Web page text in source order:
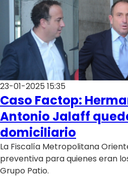
23-01-2025 15:35
Caso Factop:
Antonio Jalaff
domiciliario
La Fiscalía Metropolitana
preventiva para quienes eran
Grupo Patio.